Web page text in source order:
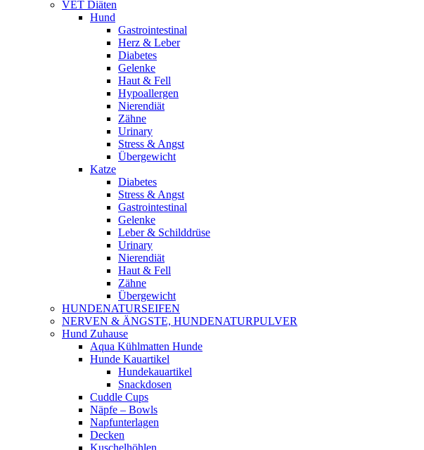
VET Diäten
Hund
Gastrointestinal
Herz & Leber
Diabetes
Gelenke
Haut & Fell
Hypoallergen
Nierendiät
Zähne
Urinary
Stress & Angst
Übergewicht
Katze
Diabetes
Stress & Angst
Gastrointestinal
Gelenke
Leber & Schilddrüse
Urinary
Nierendiät
Haut & Fell
Zähne
Übergewicht
HUNDENATURSEIFEN
NERVEN & ÄNGSTE, HUNDENATURPULVER
Hund Zuhause
Aqua Kühlmatten Hunde
Hunde Kauartikel
Hundekauartikel
Snackdosen
Cuddle Cups
Näpfe – Bowls
Napfunterlagen
Decken
Kuschelhöhlen